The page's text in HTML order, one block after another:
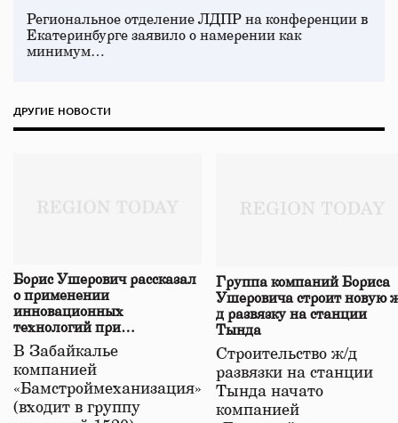
Региональное отделение ЛДПР на конференции в
Екатеринбурге заявило о намерении как
минимум…
ДРУГИЕ НОВОСТИ
Борис Ушерович рассказал
о применении
инновационных
технологий при
строительстве нового моста
в Забайкалье
В Забайкалье
компанией
«Бамстроймеханизация»
(входит в группу
Группа компаний Бориса
Ушеровича строит новую
д развязку на станции
Тында
Строительство ж/д
развязки на станции
Тында начато
компанией